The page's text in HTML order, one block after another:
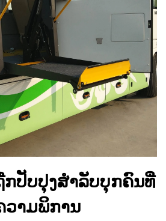
ປັບປຸງສຳລັບບຸກຄົນທີ່
ວາມພິການ